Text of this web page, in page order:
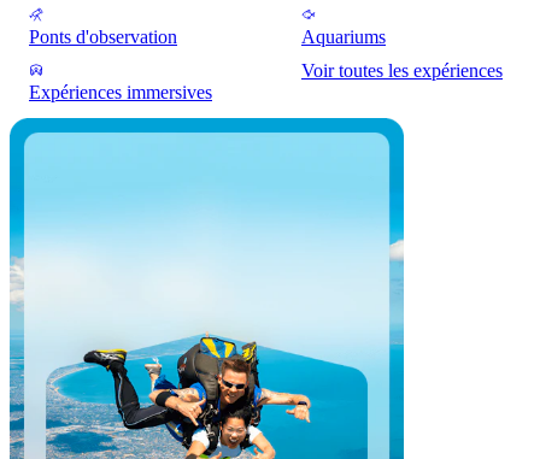
Ponts d'observation Aquariums
Expériences immersives
Voir toutes les expériences